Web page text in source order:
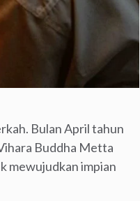
Bulan April tahun
Buddha Metta
mewujudkan impian